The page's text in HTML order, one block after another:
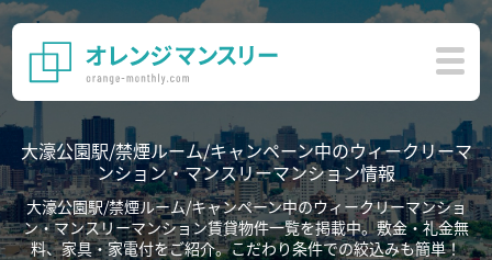
大濠公園駅/禁煙ルーム/キャンペーン中のウィークリーマ
ンション・マンスリーマンション情報
大濠公園駅/禁煙ルーム/キャンペーン中のウィークリーマンショ
ン・マンスリーマンション賃貸物件一覧を掲載中。敷金・礼金無
料、家具・家電付をご紹介。こだわり条件での絞込みも簡単！